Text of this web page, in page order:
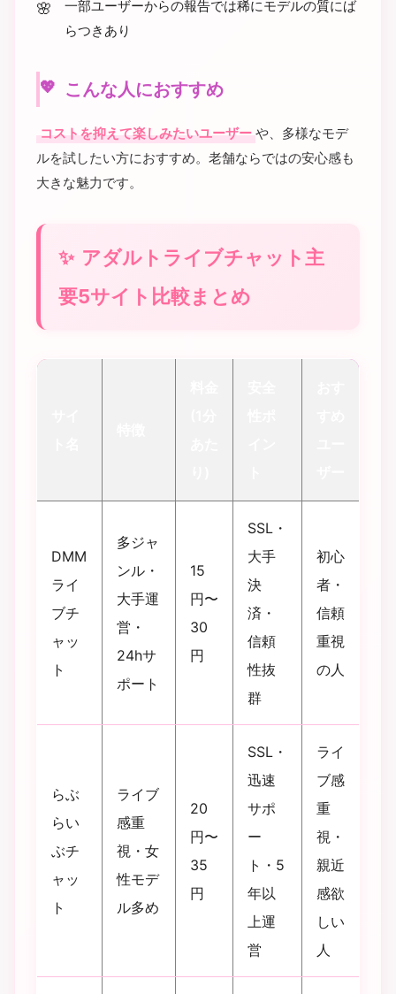
一部ユーザーからの報告では稀にモデルの質にば
らつきあり
こんな人におすすめ
コストを抑えて楽しみたいユーザー や、多様なモデ
ルを試したい方におすすめ。老舗ならではの安心感も
大きな魅力です。
アダルトライブチャット主
要5サイト比較まとめ
DMM
ライ
ブチ
ャッ
ト
多ジャ
ンル・
大手運
営・
24hサ
ポート
15
円〜
30
円
SSL・
大手
決
済・
信頼
性抜
群
初心
者・
信頼
重視
の人
らぶ
らい
ぶチ
ャッ
ト
ライブ
感重
視・女
性モデ
ル多め
20
円〜
35
円
SSL・
迅速
サポ
ー
ト・5
年以
上運
営
ライ
ブ感
重
視・
親近
感欲
しい
人